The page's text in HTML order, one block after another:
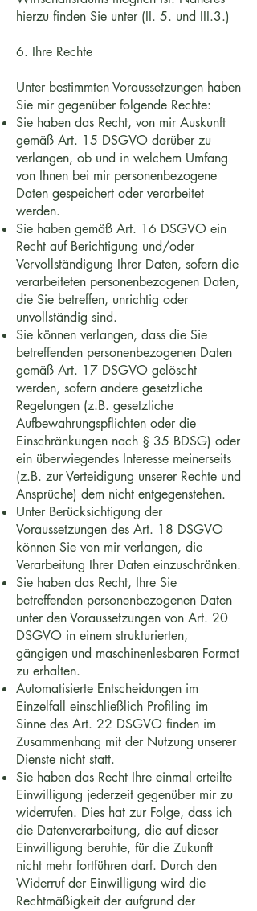
hierzu finden Sie unter (II. 5. und III.3.)
6. Ihre Rechte
Unter bestimmten Voraussetzungen haben
Sie mir gegenüber folgende Rechte:
Sie haben das Recht, von mir Auskunft
gemäß Art. 15 DSGVO darüber zu
verlangen, ob und in welchem Umfang
von Ihnen bei mir personenbezogene
Daten gespeichert oder verarbeitet
werden.
Sie haben gemäß Art. 16 DSGVO ein
Recht auf Berichtigung und/oder
Vervollständigung Ihrer Daten, sofern die
verarbeiteten personenbezogenen Daten,
die Sie betreffen, unrichtig oder
unvollständig sind.
Sie können verlangen, dass die Sie
betreffenden personenbezogenen Daten
gemäß Art. 17 DSGVO gelöscht
werden, sofern andere gesetzliche
Regelungen (z.B. gesetzliche
Aufbewahrungspflichten oder die
Einschränkungen nach § 35 BDSG) oder
ein überwiegendes Interesse meinerseits
(z.B. zur Verteidigung unserer Rechte und
Ansprüche) dem nicht entgegenstehen.
Unter Berücksichtigung der
Voraussetzungen des Art. 18 DSGVO
können Sie von mir verlangen, die
Verarbeitung Ihrer Daten einzuschränken.
Sie haben das Recht, Ihre Sie
betreffenden personenbezogenen Daten
unter den Voraussetzungen von Art. 20
DSGVO in einem strukturierten,
gängigen und maschinenlesbaren Format
zu erhalten.
Automatisierte Entscheidungen im
Einzelfall einschließlich Profiling im
Sinne des Art. 22 DSGVO finden im
Zusammenhang mit der Nutzung unserer
Dienste nicht statt.
Sie haben das Recht Ihre einmal erteilte
Einwilligung jederzeit gegenüber mir zu
widerrufen. Dies hat zur Folge, dass ich
die Datenverarbeitung, die auf dieser
Einwilligung beruhte, für die Zukunft
nicht mehr fortführen darf. Durch den
Widerruf der Einwilligung wird die
Rechtmäßigkeit der aufgrund der